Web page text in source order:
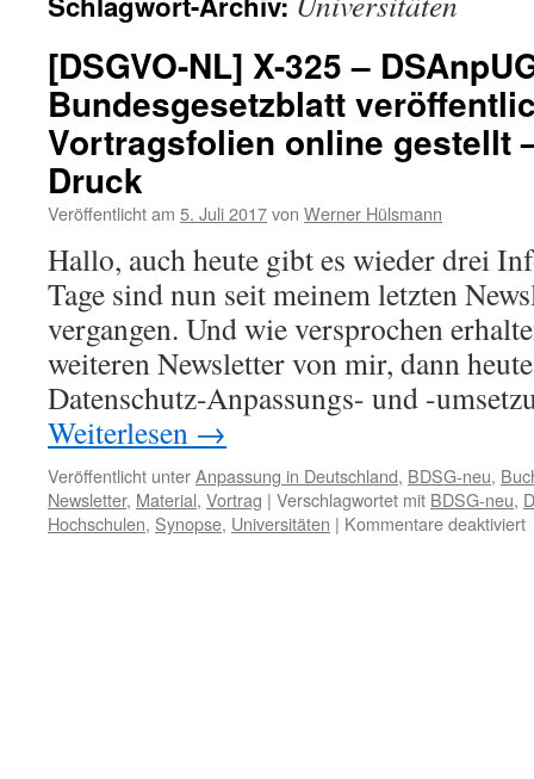
[DSGVO-NL] X-325 –
Bundesgesetzblatt
Vortragsfolien online gestellt
Druck
Veröffentlicht am 5. Juli 2017von Werner Hülsmann
Hallo, auch heute gibt es wieder drei
Tage sind nun seit meinem letzten
vergangen. Und wie versprochen
weiteren Newsletter von mir, dann
Datenschutz-Anpassungs- und -
Weiterlesen →
Veröffentlicht unterAnpassung in Deutschland, BDSG-neu,
Newsletter, Material, Vortrag | Verschlagwortet mit BDSG-neu,
Hochschulen, Synopse, Universitäten | Kommentare deaktiviert